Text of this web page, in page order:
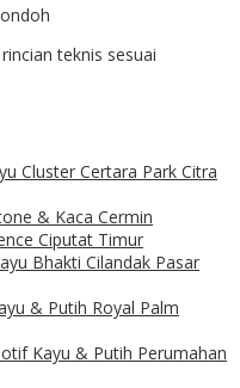
teknis sesuai
Cluster Certara Park Citra
& Kaca Cermin
Ciputat Timur
Bhakti Cilandak Pasar
& Putih Royal Palm
Kayu & Putih Perumahan